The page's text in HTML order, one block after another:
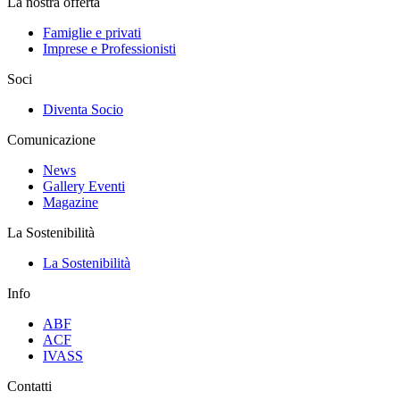
Famiglie e privati
Imprese e Professionisti
Soci
Diventa Socio
Comunicazione
News
Gallery Eventi
Magazine
La Sostenibilità
La Sostenibilità
Info
ABF
ACF
IVASS
Contatti